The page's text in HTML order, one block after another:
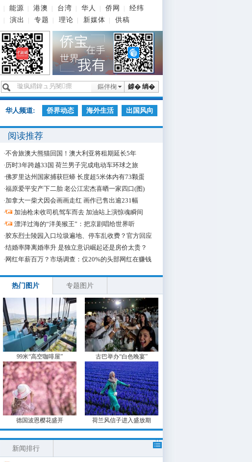
能源 港澳 台湾 华人 侨网
经纬
演出 专题 理论 新媒体 供稿
鎼� 绱�
鏂伴椈
华人频道: 侨界动态 海外生活 出国风向
阅读推荐
·不舍旅澳大熊猫回国！澳大利亚将租期延长5年
·历时3年跨越33国 荷兰男子完成电动车环球之旅
·佛罗里达州国家捕获巨蟒 长度超5米体内有73颗蛋
·福原爱平安产下二胎 老公江宏杰喜晒一家四口(图)
·加拿大一柴犬因会画画走红 画作已售出逾231幅
·
加油枪未收司机驾车而去 加油站上演惊魂瞬间
·
漂洋过海的“洋美猴王”：把京剧唱给世界听
·胶东烈士陵园入口垃圾遍地、停车乱收费？官方回应
·结婚率降离婚率升 是独立意识崛起还是房价太贵？
· 网红年薪百万？市场调查：仅20%的头部网红在赚钱
热门图片 专题图片
99米“高空咖啡屋” 古巴举办“白色晚宴”
德国波恩樱花盛开 荷兰风信子进入盛放期
新闻排行